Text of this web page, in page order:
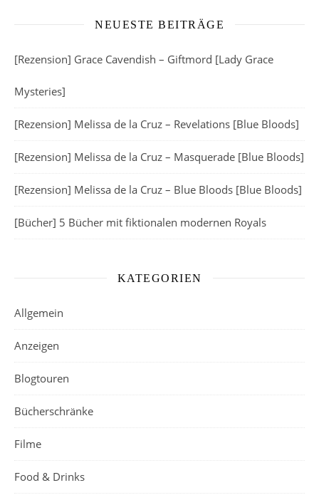
NEUESTE BEITRÄGE
[Rezension] Grace Cavendish – Giftmord [Lady Grace
Mysteries]
[Rezension] Melissa de la Cruz – Revelations [Blue Bloods]
[Rezension] Melissa de la Cruz – Masquerade [Blue Bloods]
[Rezension] Melissa de la Cruz – Blue Bloods [Blue Bloods]
[Bücher] 5 Bücher mit fiktionalen modernen Royals
KATEGORIEN
Allgemein
Anzeigen
Blogtouren
Bücherschränke
Filme
Food & Drinks